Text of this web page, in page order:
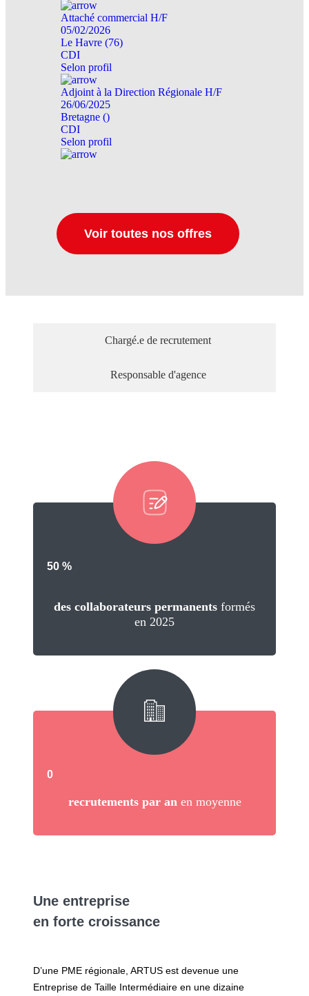
Attaché commercial H/F
05/02/2026
Le Havre (76)
CDI
Selon profil
Adjoint à la Direction Régionale H/F
26/06/2025
Bretagne ()
CDI
Selon profil
Voir toutes nos offres
Chargé.e de recrutement
Responsable d'agence
50 %
des collaborateurs permanents formés
en 2025
0
recrutements par an en moyenne
Une entreprise
en forte croissance
D’une PME régionale, ARTUS est devenue une
Entreprise de Taille Intermédiaire en une dizaine